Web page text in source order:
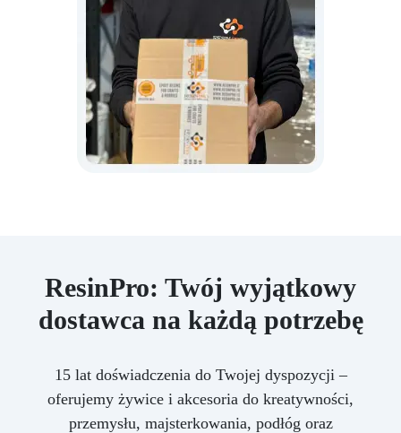
ResinPro: Twój wyjątkowy
dostawca na każdą potrzebę
15 lat doświadczenia do Twojej dyspozycji –
oferujemy żywice i akcesoria do kreatywności,
przemysłu, majsterkowania, podłóg oraz